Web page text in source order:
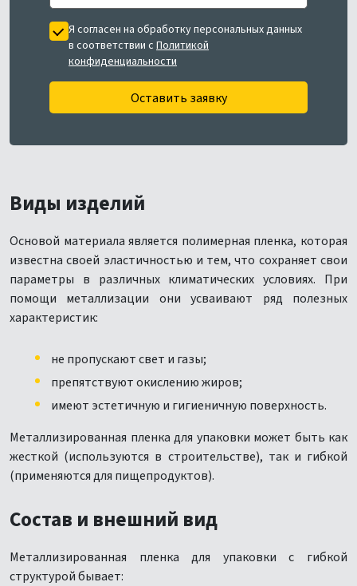
Я согласен на обработку персональных данных
в соответствии с Политикой
конфиденциальности
Оставить заявку
Виды изделий
Основой материала является полимерная пленка, которая
известна своей эластичностью и тем, что сохраняет свои
параметры в различных климатических условиях. При
помощи металлизации они усваивают ряд полезных
характеристик:
не пропускают свет и газы;
препятствуют окислению жиров;
имеют эстетичную и гигиеничную поверхность.
Металлизированная пленка для упаковки может быть как
жесткой (используются в строительстве), так и гибкой
(применяются для пищепродуктов).
Состав и внешний вид
Металлизированная пленка для упаковки с гибкой
структурой бывает: